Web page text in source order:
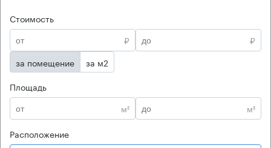
Стоимость
₽
₽
за помещение
за м2
Площадь
м²
м²
Расположение